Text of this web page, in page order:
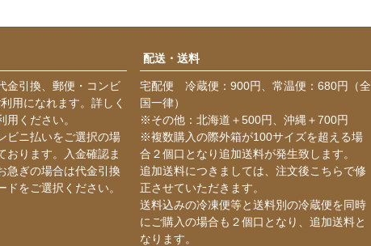
金引換、郵便・コンビ
用になれます。詳しく
用ください。
ビニ払いをご選択の場
おります。入金確認ま
急ぎの場合は代金引換
ドをご選択ください。
配送・送料
宅配便 冷蔵便：900円、常温便：680円（全
国一律）
※その他：北海道＋500円、沖縄＋700円
※複数購入の際外箱が100サイズを超える場
合２個口となり追加送料が発生致します。
追加送料につきましては、注文後こちらで修
正させていただきます。
送料込みの冷凍便等と送料別の冷蔵便を同時
にご購入の場合も２個口となり、追加送料と
なります。